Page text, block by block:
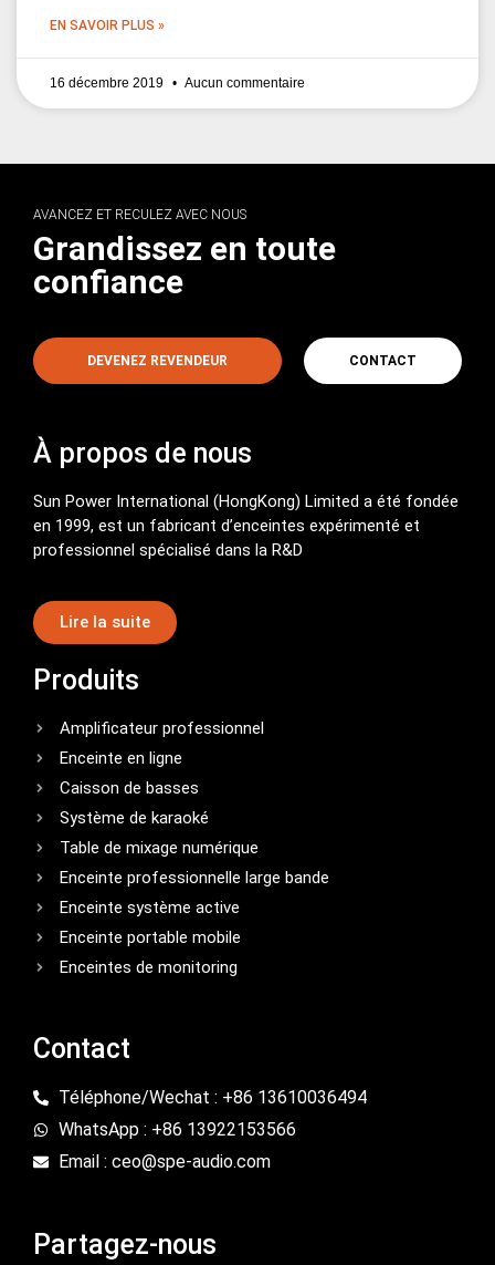
EN SAVOIR PLUS »
16 décembre 2019 Aucun commentaire
AVANCEZ ET RECULEZ AVEC NOUS
Grandissez en toute
confiance
DEVENEZ REVENDEUR CONTACT
À propos de nous
Sun Power International (HongKong) Limited a été fondée
en 1999, est un fabricant d’enceintes expérimenté et
professionnel spécialisé dans la R&D
Lire la suite
Produits
Amplificateur professionnel
Enceinte en ligne
Caisson de basses
Système de karaoké
Table de mixage numérique
Enceinte professionnelle large bande
Enceinte système active
Enceinte portable mobile
Enceintes de monitoring
Contact
Téléphone/Wechat : +86 13610036494
WhatsApp : +86 13922153566
Email : ceo@spe-audio.com
Partagez-nous